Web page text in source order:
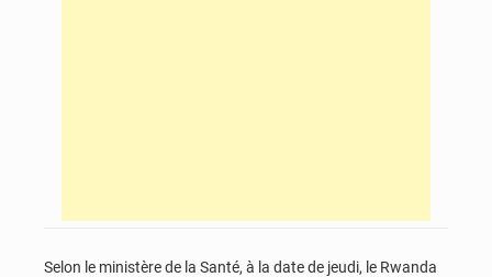
Selon le ministère de la Santé, à la date de jeudi, le Rwanda